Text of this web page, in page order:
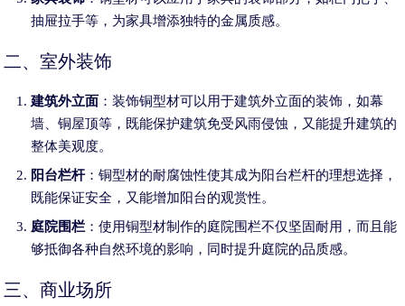
抽屉拉手等，为家具增添独特的金属质感。
二、室外装饰
建筑外立面 ：装饰铜型材可以用于建筑外立面的装饰，如幕
墙、铜屋顶等，既能保护建筑免受风雨侵蚀，又能提升建筑的
整体美观度。
阳台栏杆：铜型材的耐腐蚀性使其成为阳台栏杆的理想选择，
既能保证安全，又能增加阳台的观赏性。
庭院围栏 ：使用铜型材制作的庭院围栏不仅坚固耐用，而且能
够抵御各种自然环境的影响，同时提升庭院的品质感。
三、商业场所